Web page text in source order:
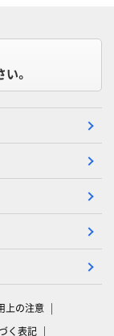
。
上の注意
く表記